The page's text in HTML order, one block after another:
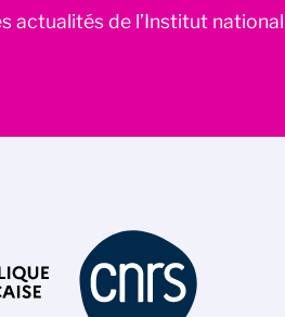
actualités de l’Institut